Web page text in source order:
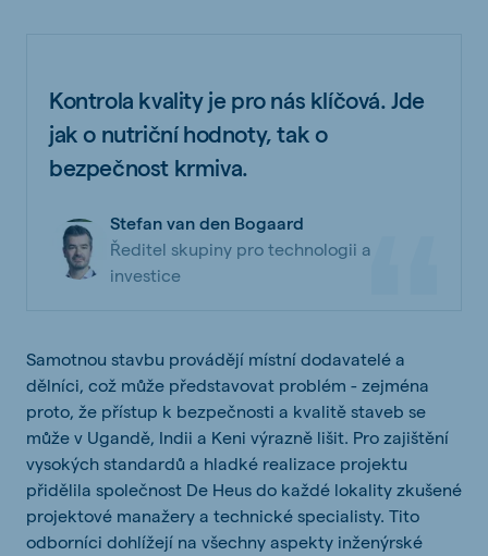
Kontrola kvality je pro nás klíčová. Jde
jak o nutriční hodnoty, tak o
bezpečnost krmiva.
Stefan van den Bogaard
Ředitel skupiny pro technologii a
investice
Samotnou stavbu provádějí místní dodavatelé a
dělníci, což může představovat problém - zejména
proto, že přístup k bezpečnosti a kvalitě staveb se
může v Ugandě, Indii a Keni výrazně lišit. Pro zajištění
vysokých standardů a hladké realizace projektu
přidělila společnost De Heus do každé lokality zkušené
projektové manažery a technické specialisty. Tito
odborníci dohlížejí na všechny aspekty inženýrské